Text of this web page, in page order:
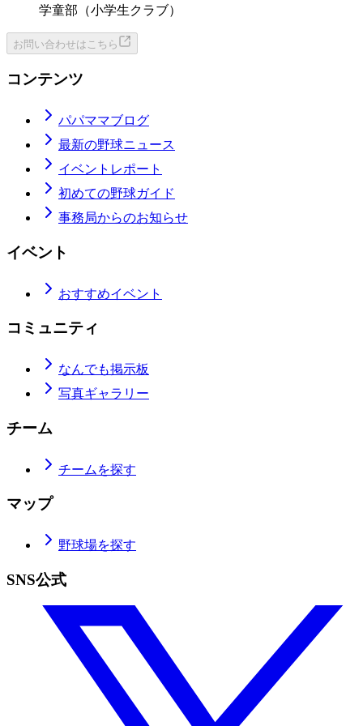
学童部（小学生クラブ）
お問い合わせはこちら
コンテンツ
パパママブログ
最新の野球ニュース
イベントレポート
初めての野球ガイド
事務局からのお知らせ
イベント
おすすめイベント
コミュニティ
なんでも掲示板
写真ギャラリー
チーム
チームを探す
マップ
野球場を探す
SNS公式